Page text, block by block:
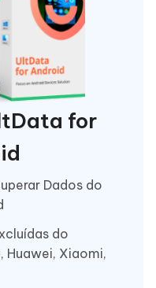
for
Dados do
do
Huawei, Xiaomi,